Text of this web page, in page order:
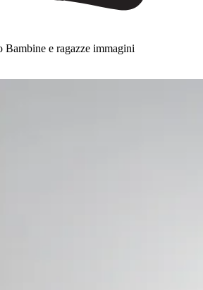
Bambine e ragazze immagini